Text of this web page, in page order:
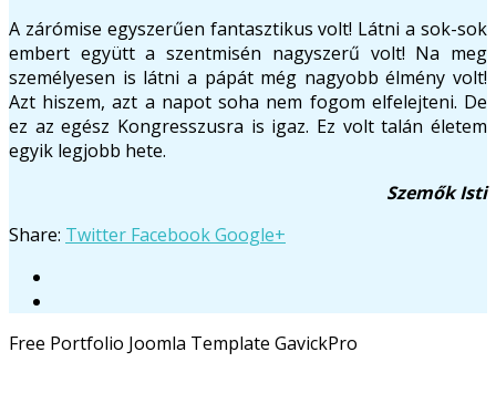
A zárómise egyszerűen fantasztikus volt! Látni a sok-sok
embert együtt a szentmisén nagyszerű volt! Na meg
személyesen is látni a pápát még nagyobb élmény volt!
Azt hiszem, azt a napot soha nem fogom elfelejteni. De
ez az egész Kongresszusra is igaz. Ez volt talán életem
egyik legjobb hete.
Szemők Isti
Share: Twitter FacebookGoogle+
Free Portfolio Joomla Template GavickPro